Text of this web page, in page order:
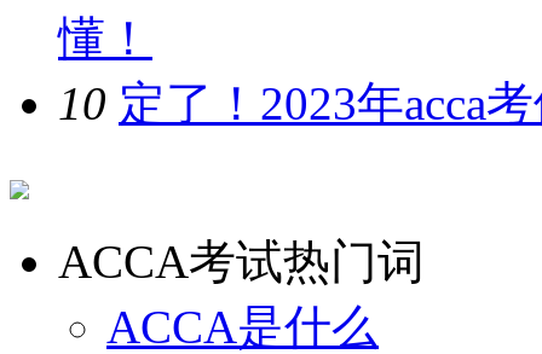
懂！
10 定了！2023年acca
ACCA考试热门词
ACCA是什么